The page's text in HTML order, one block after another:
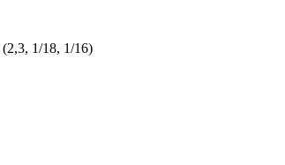
1/18, 1/16)